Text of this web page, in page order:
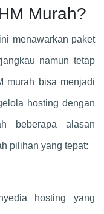
Murah?
menawarkan paket
namun tetap
murah bisa menjadi
hosting dengan
beberapa alasan
pilihan yang tepat:
hosting yang